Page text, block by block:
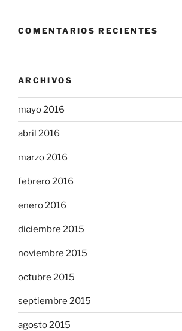
COMENTARIOS RECIENTES
ARCHIVOS
mayo 2016
abril 2016
marzo 2016
febrero 2016
enero 2016
diciembre 2015
noviembre 2015
octubre 2015
septiembre 2015
agosto 2015